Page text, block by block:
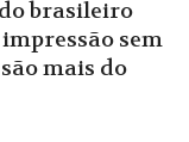
brasileiro
sem
mais do